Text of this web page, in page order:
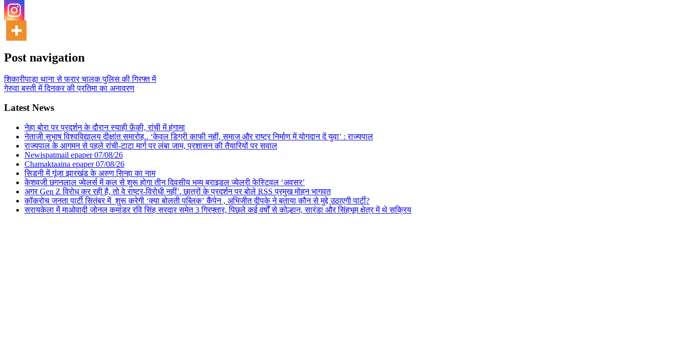
Post navigation
शिकारीपाड़ा थाना से फरार चालक पुलिस की गिरफ्त में
गेरुवा बस्ती में दिनकर की प्रतिमा का अनावरण
Latest News
नेहा बोरा पर प्रदर्शन के दौरान स्याही फ़ेंकी, रांची में हंगामा
नेताजी सुभाष विश्वविद्यालय दीक्षांत समारोह.. ‘केवल डिग्री काफी नहीं, समाज और राष्ट्र निर्माण में योगदान दें युवा’ : राज्यपाल
राज्यपाल के आगमन से पहले रांची-टाटा मार्ग पर लंबा जाम, प्रशासन की तैयारियों पर सवाल
Newispatmail epaper 07/08/26
Chamaktaaina epaper 07/08/26
सिडनी में गूंजा झारखंड के अरुण सिन्हा का नाम
केशवजी छगनलाल ज्वेलर्स में कल से शुरू होगा तीन दिवसीय भव्य ब्राइडल ज्वेलरी फेस्टिवल ‘अवसर’
अगर Gen Z विरोध कर रही है, तो वे राष्ट्र-विरोधी नहीं’. छात्रों के प्रदर्शन पर बोले RSS प्रमुख मोहन भागवत
कॉकरोच जनता पार्टी सितंबर में शुरू करेगी ‘क्या बोलती पब्लिक’ कैंपेन , अभिजीत दीपके ने बताया कौन से मुद्दे उठाएगी पार्टी?
सरायकेला में माओवादी जोनल कमांडर रवि सिंह सरदार समेत 3 गिरफ्तार, पिछले कई वर्षों से कोल्हान, सारंडा और सिंहभूम क्षेत्र में थे सक्रिय